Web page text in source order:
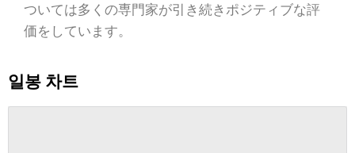
ついては多くの専門家が引き続きポジティブな評
価をしています。
일봉 차트